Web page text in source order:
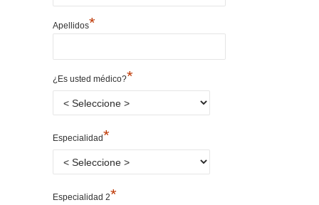
Apellidos*
¿Es usted médico?*
Especialidad*
Especialidad 2*